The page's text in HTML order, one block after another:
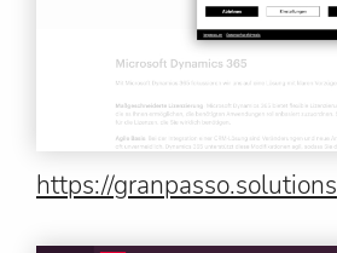
https://granpasso.solutions